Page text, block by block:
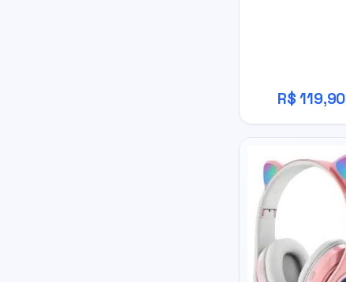
R$ 119,90